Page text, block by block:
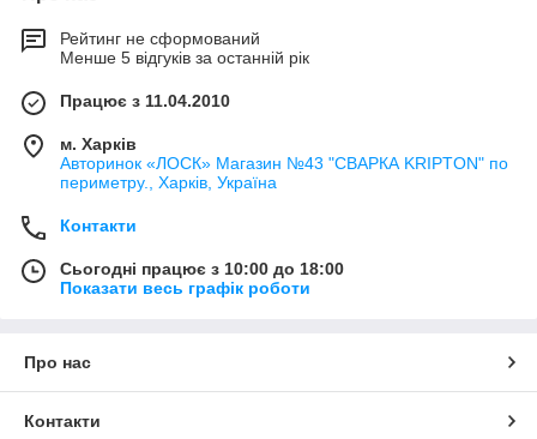
Рейтинг не сформований
Менше 5 відгуків за останній рік
Працює з 11.04.2010
м. Харків
Авторинок «ЛОСК» Магазин №43 "СВАРКА KRIPTON" по
периметру., Харків, Україна
Контакти
Сьогодні працює з 10:00 до 18:00
Показати весь графік роботи
Про нас
Контакти